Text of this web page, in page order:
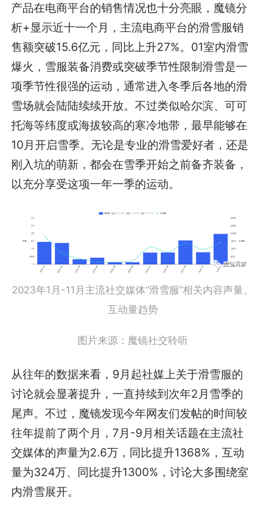
产品在电商平台的销售情况也十分亮眼，魔镜分
析+显示近十一个月，主流电商平台的滑雪服销
售额突破15.6亿元，同比上升27%。01室内滑雪
爆火，雪服装备消费或突破季节性限制滑雪是一
项季节性很强的运动，通常进入冬季后各地的滑
雪场就会陆陆续续开放。不过类似哈尔滨、可可
托海等纬度或海拔较高的寒冷地带，最早能够在
10月开启雪季。无论是专业的滑雪爱好者，还是
刚入坑的萌新，都会在雪季开始之前备齐装备，
以充分享受这项一年一季的运动。
2023年1月-11月主流社交媒体“滑雪服”相关内容声量、
互动量趋势
图片来源：魔镜社交聆听
从往年的数据来看，9月起社媒上关于滑雪服的
讨论就会显著提升，一直持续到次年2月雪季的
尾声。不过，魔镜发现今年网友们发帖的时间较
往年提前了两个月，7月-9月相关话题在主流社
交媒体的声量为2.6万，同比提升1368%，互动
量为324万、同比提升1300%，讨论大多围绕室
内滑雪展开。